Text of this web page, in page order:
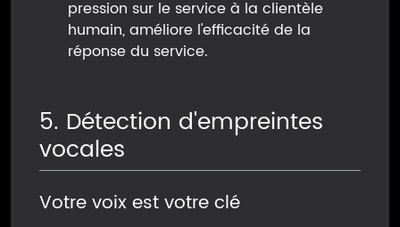
pression sur le service à la clientèle
humain, améliore l'efficacité de la
réponse du service.
5. Détection d'empreintes
vocales
Votre voix est votre clé